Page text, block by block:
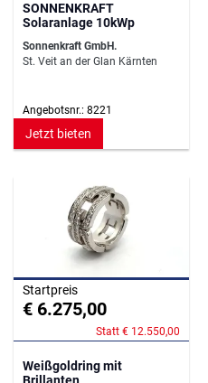
SONNENKRAFT
Solaranlage 10kWp
Sonnenkraft GmbH.
St. Veit an der Glan Kärnten
Angebotsnr.: 8221
Jetzt bieten
Startpreis
€ 6.275,00
Statt € 12.550,00
Weißgoldring mit